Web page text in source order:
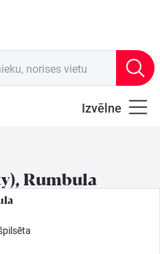
norises vietu
Izvēlne
Rumbula